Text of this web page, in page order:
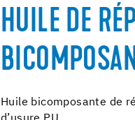
HUILE DE
Huile bicomposante de